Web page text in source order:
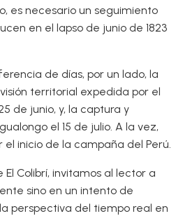
es necesario un seguimiento
en el lapso de junio de 1823
de días, por un lado, la
territorial expedida por el
de junio, y, la captura y
el 15 de julio. A la vez,
inicio de la campaña del Perú.
Colibrí, invitamos al lector a
sino en un intento de
perspectiva del tiempo real en